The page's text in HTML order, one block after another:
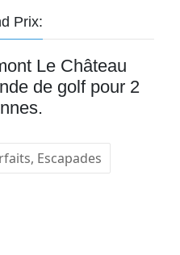
Prix:
Le Château
de golf pour 2
Escapades